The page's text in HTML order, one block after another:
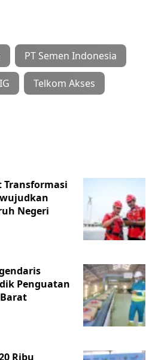
PT Semen Indonesia
Telkom Akses
Transformasi
Negeri
Penguatan
Ribu